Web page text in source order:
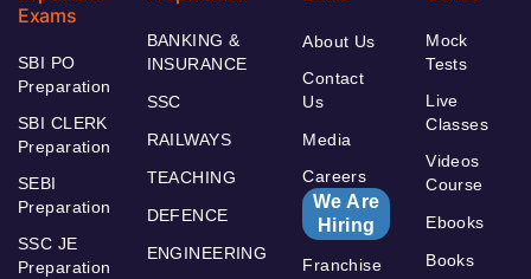
Exams
SBI PO
Preparation
SBI CLERK
Preparation
SEBI
Preparation
SSC JE
Preparation
BANKING &
INSURANCE
SSC
RAILWAYS
TEACHING
DEFENCE
ENGINEERING
About Us
Contact
Us
Media
Careers
We Are
Hiring
Franchise
Mock
Tests
Live
Classes
Videos
Course
Ebooks
Books